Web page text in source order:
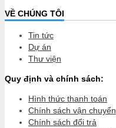
VỀ CHÚNG TÔI
Tin tức
Dự án
Thư viện
Quy định và chính sách:
Hình thức thanh toán
Chính sách vận chuyển
Chính sách đổi trả